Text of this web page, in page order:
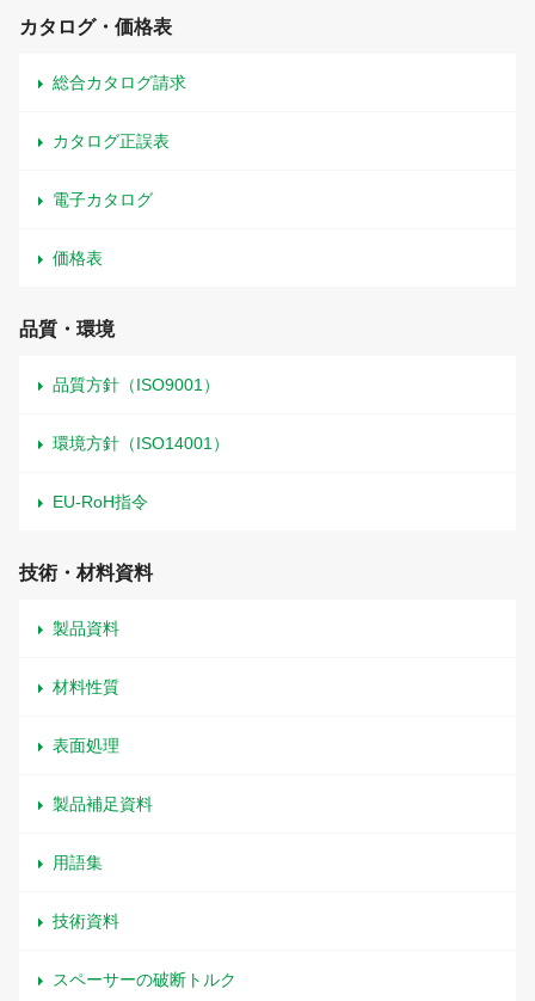
カタログ・価格表
総合カタログ請求
カタログ正誤表
電子カタログ
価格表
品質・環境
品質方針（ISO9001）
環境方針（ISO14001）
EU-RoH指令
技術・材料資料
製品資料
材料性質
表面処理
製品補足資料
用語集
技術資料
スペーサーの破断トルク